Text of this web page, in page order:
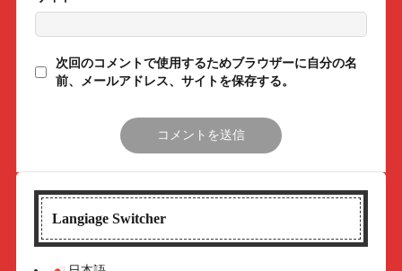
次回のコメントで使用するためブラウザーに自分の名
前、メールアドレス、サイトを保存する。
Langiage Switcher